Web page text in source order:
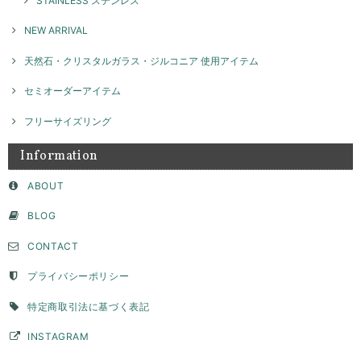
NEW ARRIVAL
天然石・クリスタルガラス・ジルコニア 使用アイテム
セミオーダーアイテム
フリーサイズリング
Information
ABOUT
BLOG
CONTACT
プライバシーポリシー
特定商取引法に基づく表記
INSTAGRAM